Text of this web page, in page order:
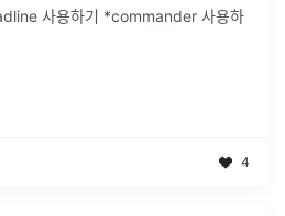
사용하기 *commander 사용하
4